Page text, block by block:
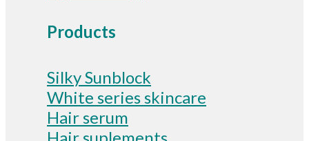
Products
Silky Sunblock
White series skincare
Hair serum
Hair suplements